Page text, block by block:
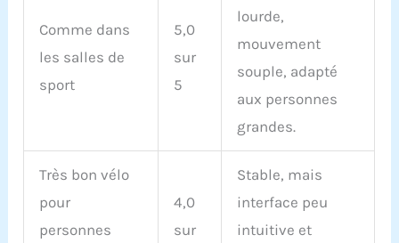
Comme dans
les salles de
sport
5,0
sur
5
lourde,
mouvement
souple, adapté
aux personnes
grandes.
Très bon vélo
pour
personnes
4,0
sur
Stable, mais
interface peu
intuitive et